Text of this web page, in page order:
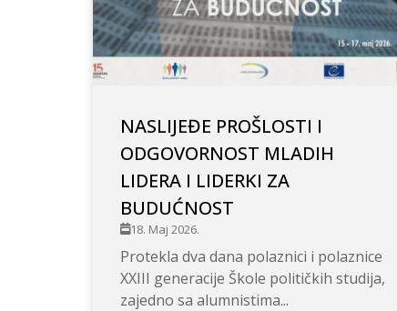
NASLIJEĐE PROŠLOSTI I
ODGOVORNOST MLADIH
LIDERA I LIDERKI ZA
BUDUĆNOST
18. Maj 2026.
Protekla dva dana polaznici i polaznice
XXIII generacije Škole političkih studija,
zajedno sa alumnistima...